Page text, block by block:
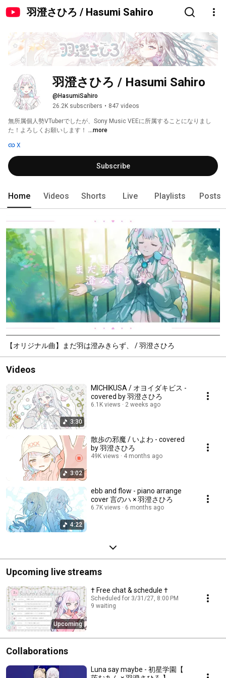
羽澄さひろ / Hasumi Sahiro
羽澄さひろ / Hasumi Sahiro
@HasumiSahiro
26.2K subscribers • 847 videos
無所属個人勢VTuberでしたが、Sony Music VEEに所属することになりまし
た！よろしくお願いします！ ...more
X
Subscribe
Home Videos Shorts Live Playlists Posts
【オリジナル曲】まだ羽は澄みきらず、 / 羽澄さひろ
Videos
3:30
MICHIKUSA / オヨイダキビス -
covered by 羽澄さひろ
6.1K views 2 weeks ago
3:02
散歩の邪魔 / いよわ - covered
by 羽澄さひろ
49K views 4 months ago
4:22
ebb and flow - piano arrange
cover 言のハ × 羽澄さひろ
6.7K views 6 months ago
Upcoming live streams
Upcoming
† Free chat & schedule †
Scheduled for 3/31/27, 8:00 PM
9 waiting
Collaborations
Luna say maybe - 初星学園【